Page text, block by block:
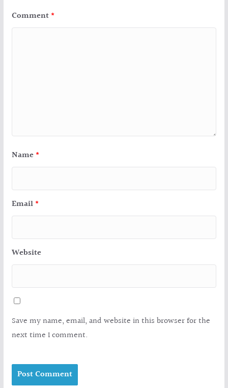
Comment *
Name *
Email *
Website
Save my name, email, and website in this browser for the
next time I comment.